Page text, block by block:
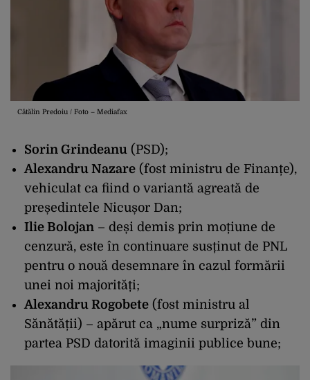
Cătălin Predoiu / Foto – Mediafax
Sorin Grindeanu (PSD);
Alexandru Nazare (fost ministru de Finanțe),
vehiculat ca fiind o variantă agreată de
președintele Nicușor Dan;
Ilie Bolojan – deși demis prin moțiune de
cenzură, este în continuare susținut de PNL
pentru o nouă desemnare în cazul formării
unei noi majorități;
Alexandru Rogobete (fost ministru al
Sănătății) – apărut ca „nume surpriză” din
partea PSD datorită imaginii publice bune;